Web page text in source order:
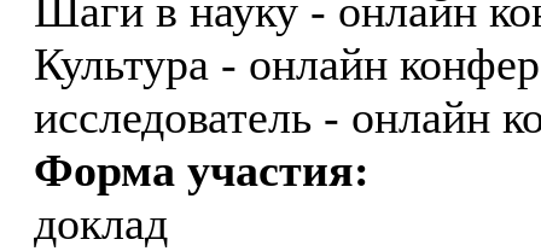
Шаги в науку - онлайн
Культура - онлайн
исследователь - онлайн
Форма участия:
доклад